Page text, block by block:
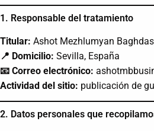
1. Responsable del tratamiento
Titular: Ashot Mezhlumyan
📍 Domicilio: Sevilla, España
📧 Correo electrónico:
Actividad del sitio: publicación de
2. Datos personales que